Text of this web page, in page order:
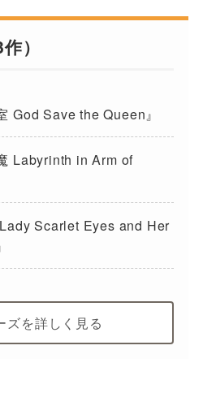
）
God Save the Queen』
Labyrinth in Arm of
Lady Scarlet Eyes and Her
ズを詳しく見る